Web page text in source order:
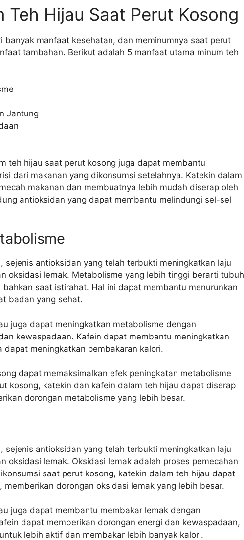
Teh Hijau Saat Perut Kosong
banyak manfaat kesehatan, dan meminumnya saat perut
tambahan. Berikut adalah 5 manfaat utama minum teh
Jantung
teh hijau saat perut kosong juga dapat membantu
dari makanan yang dikonsumsi setelahnya. Katekin dalam
makanan dan membuatnya lebih mudah diserap oleh
antioksidan yang dapat membantu melindungi sel-sel
sejenis antioksidan yang telah terbukti meningkatkan laju
oksidasi lemak. Metabolisme yang lebih tinggi berarti tubuh
saat istirahat. Hal ini dapat membantu menurunkan
badan yang sehat.
juga dapat meningkatkan metabolisme dengan
kewaspadaan. Kafein dapat membantu meningkatkan
dapat meningkatkan pembakaran kalori.
dapat memaksimalkan efek peningkatan metabolisme
kosong, katekin dan kafein dalam teh hijau dapat diserap
dorongan metabolisme yang lebih besar.
sejenis antioksidan yang telah terbukti meningkatkan laju
oksidasi lemak. Oksidasi lemak adalah proses pemecahan
saat perut kosong, katekin dalam teh hijau dapat
dorongan oksidasi lemak yang lebih besar.
juga dapat membantu membakar lemak dengan
dapat memberikan dorongan energi dan kewaspadaan,
lebih aktif dan membakar lebih banyak kalori.